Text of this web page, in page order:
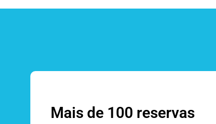
Mais de 100 reservas